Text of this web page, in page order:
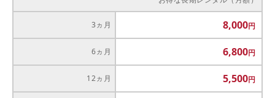
3ヵ月 8,000
6ヵ月 6,800
12ヵ月 5,500